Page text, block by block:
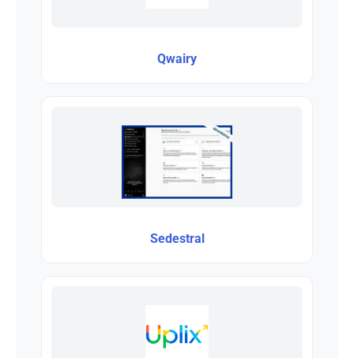
Qwairy
Sedestral